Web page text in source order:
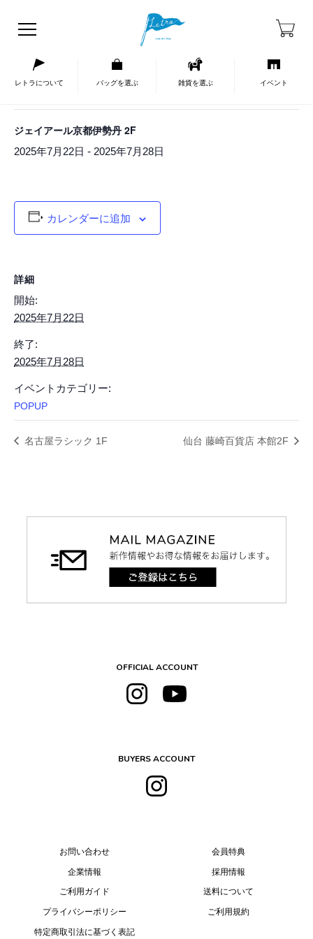
レトラについて バッグを選ぶ 雑貨を選ぶ イベント
« イベント一覧
ジェイアール京都伊勢丹 2F
2025年7月22日 - 2025年7月28日
カレンダーに追加
詳細
開始:
2025年7月22日
終了:
2025年7月28日
イベントカテゴリー:
POPUP
名古屋ラシック 1F 仙台 藤崎百貨店 本館2F
OFFICIAL ACCOUNT
BUYERS ACCOUNT
お問い合わせ
企業情報
ご利用ガイド
プライバシーポリシー
特定商取引法に基づく表記
会員特典
採用情報
送料について
ご利用規約